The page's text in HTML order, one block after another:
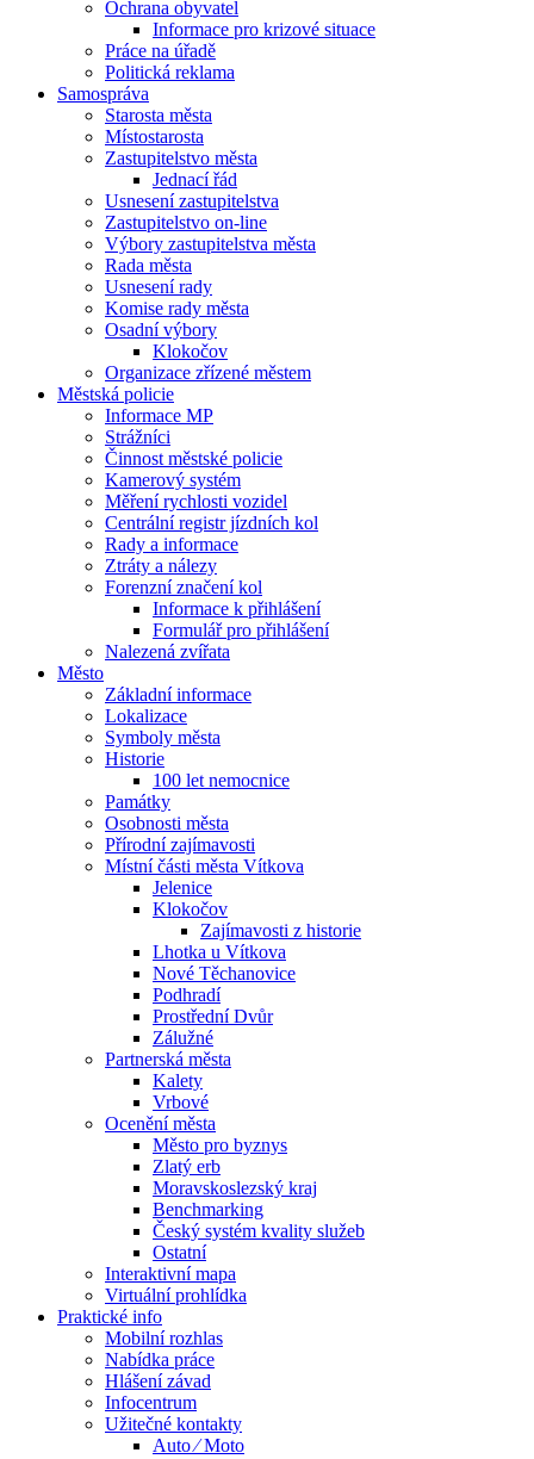
Ochrana obyvatel
Informace pro krizové situace
Práce na úřadě
Politická reklama
Samospráva
Starosta města
Místostarosta
Zastupitelstvo města
Jednací řád
Usnesení zastupitelstva
Zastupitelstvo on-line
Výbory zastupitelstva města
Rada města
Usnesení rady
Komise rady města
Osadní výbory
Klokočov
Organizace zřízené městem
Městská policie
Informace MP
Strážníci
Činnost městské policie
Kamerový systém
Měření rychlosti vozidel
Centrální registr jízdních kol
Rady a informace
Ztráty a nálezy
Forenzní značení kol
Informace k přihlášení
Formulář pro přihlášení
Nalezená zvířata
Město
Základní informace
Lokalizace
Symboly města
Historie
100 let nemocnice
Památky
Osobnosti města
Přírodní zajímavosti
Místní části města Vítkova
Jelenice
Klokočov
Zajímavosti z historie
Lhotka u Vítkova
Nové Těchanovice
Podhradí
Prostřední Dvůr
Zálužné
Partnerská města
Kalety
Vrbové
Ocenění města
Město pro byznys
Zlatý erb
Moravskoslezský kraj
Benchmarking
Český systém kvality služeb
Ostatní
Interaktivní mapa
Virtuální prohlídka
Praktické info
Mobilní rozhlas
Nabídka práce
Hlášení závad
Infocentrum
Užitečné kontakty
Auto ⁄ Moto